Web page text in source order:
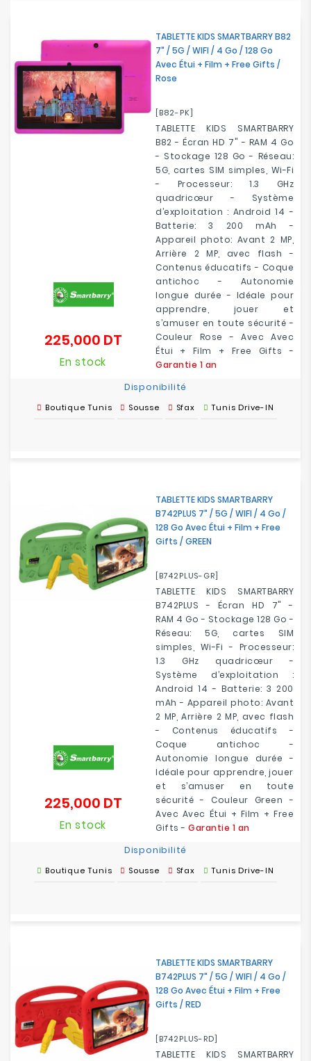
TABLETTE KIDS SMARTBARRY B82
7" / 5G / WIFI / 4 Go / 128 Go
Avec Étui + Film + Free Gifts /
Rose
[B82-PK]
TABLETTE KIDS SMARTBARRY
B82 - Écran HD 7" - RAM 4 Go
- Stockage 128 Go - Réseau:
5G, cartes SIM simples, Wi-Fi
- Processeur: 1.3 GHz
quadricœur - Système
d’exploitation : Android 14 -
Batterie: 3 200 mAh -
Appareil photo: Avant 2 MP,
Arrière 2 MP, avec flash -
Contenus éducatifs - Coque
antichoc - Autonomie
longue durée - Idéale pour
apprendre, jouer et
s’amuser en toute sécurité -
Couleur Rose - Avec Avec
Étui + Film + Free Gifts -
Garantie 1 an
225,000 DTPrix
En stock
Disponibilité
Boutique Tunis Sousse Sfax Tunis Drive-IN
TABLETTE KIDS SMARTBARRY
B742PLUS 7" / 5G / WIFI / 4 Go /
128 Go Avec Étui + Film + Free
Gifts / GREEN
[B742PLUS-GR]
TABLETTE KIDS SMARTBARRY
B742PLUS - Écran HD 7" -
RAM 4 Go - Stockage 128 Go -
Réseau: 5G, cartes SIM
simples, Wi-Fi - Processeur:
1.3 GHz quadricœur -
Système d’exploitation :
Android 14 - Batterie: 3 200
mAh - Appareil photo: Avant
2 MP, Arrière 2 MP, avec flash
- Contenus éducatifs -
Coque antichoc -
Autonomie longue durée -
Idéale pour apprendre, jouer
et s’amuser en toute
sécurité - Couleur Green -
Avec Avec Étui + Film + Free
Gifts - Garantie 1 an
225,000 DTPrix
En stock
Disponibilité
Boutique Tunis Sousse Sfax Tunis Drive-IN
TABLETTE KIDS SMARTBARRY
B742PLUS 7" / 5G / WIFI / 4 Go /
128 Go Avec Étui + Film + Free
Gifts / RED
[B742PLUS-RD]
TABLETTE KIDS SMARTBARRY